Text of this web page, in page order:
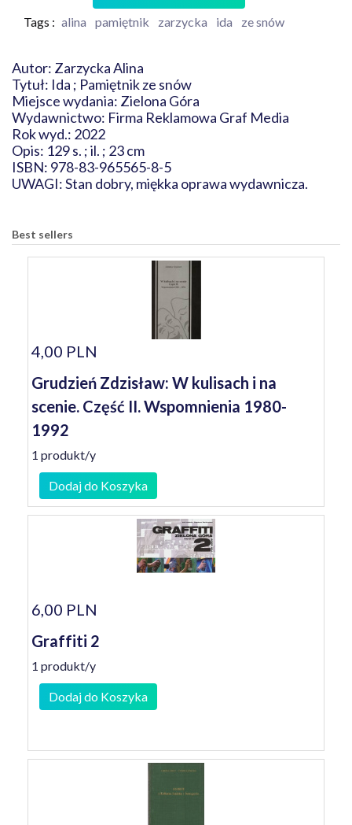
Tags : alina pamiętnik zarzycka ida ze snów
Autor: Zarzycka Alina
Tytuł: Ida ; Pamiętnik ze snów
Miejsce wydania: Zielona Góra
Wydawnictwo: Firma Reklamowa Graf Media
Rok wyd.: 2022
Opis: 129 s. ; il. ; 23 cm
ISBN: 978-83-965565-8-5
UWAGI: Stan dobry, miękka oprawa wydawnicza.
Best sellers
4,00 PLN
Grudzień Zdzisław: W kulisach i na
scenie. Część II. Wspomnienia 1980-
1992
1 produkt/y
Dodaj do Koszyka
6,00 PLN
Graffiti 2
1 produkt/y
Dodaj do Koszyka